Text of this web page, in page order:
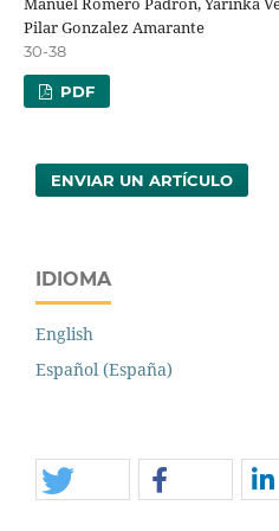
Pilar Gonzalez Amarante
30-38
PDF
ENVIAR UN ARTÍCULO
IDIOMA
English
Español (España)